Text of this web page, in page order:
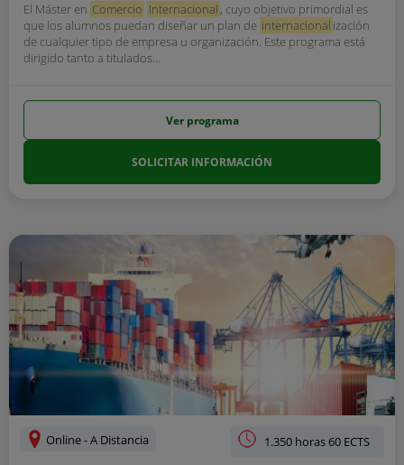
El Máster en Comercio Internacional , cuyo objetivo primordial es
que los alumnos puedan diseñar un plan de internacional ización
de cualquier tipo de empresa u organización. Este programa está
dirigido tanto a titulados...
Ver programa
SOLICITAR INFORMACIÓN
Online - A Distancia 1.350 horas 60 ECTS